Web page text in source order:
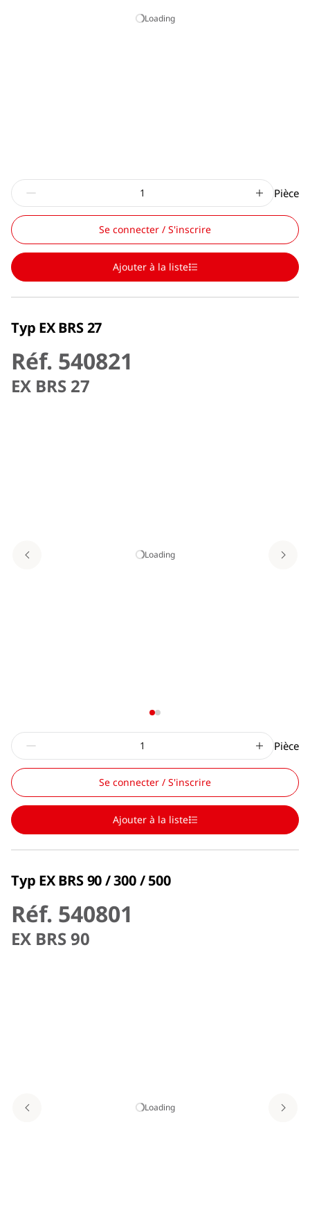
Loading
Pièce
Se connecter / S'inscrire
Ajouter à la liste
Typ EX BRS 27
Réf. 540821
EX BRS 27
Loading
Pièce
Se connecter / S'inscrire
Ajouter à la liste
Typ EX BRS 90 / 300 / 500
Réf. 540801
EX BRS 90
Loading